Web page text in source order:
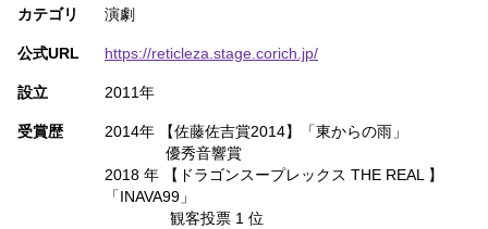
カテゴリ 演劇
公式URL https://reticleza.stage.corich.jp/
設立 2011年
受賞歴
2014年 【佐藤佐吉賞2014】「東からの雨」
優秀音響賞
2018 年 【ドラゴンスープレックス THE REAL 】
「INAVA99」
観客投票 1 位